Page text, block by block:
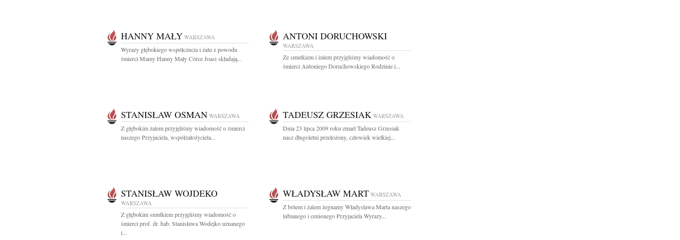
HANNY MAŁY WARSZAWA
Wyrazy głębokiego współczucia i żalu z powodu
śmierci Mamy Hanny Mały Córce Joasi składają...
ANTONI DORUCHOWSKI
WARSZAWA
Ze smutkiem i żalem przyjęliśmy wiadomość o
śmierci Antoniego Doruchowskiego Rodzinie i...
STANISŁAW OSMAN WARSZAWA
Z głębokim żalem przyjęliśmy wiadomość o śmierci
naszego Przyjaciela, współzałożyciela...
TADEUSZ GRZESIAK WARSZAWA
Dnia 23 lipca 2009 roku zmarł Tadeusz Grzesiak
nasz długoletni przełożony, człowiek wielkiej...
STANISŁAW WOJDEKO
WARSZAWA
Z głębokim smutkiem przyjęliśmy wiadomość o
śmierci prof. dr. hab. Stanisława Wodejko uznanego
i...
WŁADYSŁAW MART WARSZAWA
Z bólem i żalem żegnamy Władysława Marta naszego
lubianego i cenionego Przyjaciela Wyrazy...